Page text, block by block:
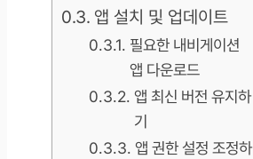
앱 설치 및 업데이트
필요한 내비게이션
앱 다운로드
앱 최신 버전 유지하
기
앱 권한 설정 조정하